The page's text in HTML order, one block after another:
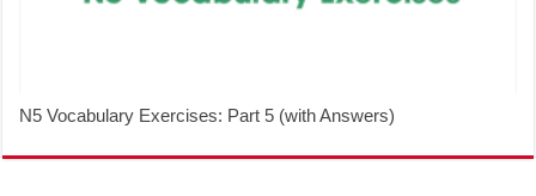
N5 Vocabulary Exercises: Part 5 (with Answers)